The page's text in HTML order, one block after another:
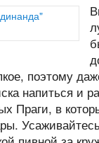
поэтому
напиться и
Праги, в